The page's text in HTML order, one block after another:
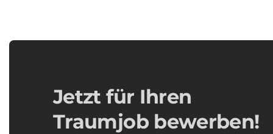
Jetzt für Ihren
Traumjob bewerben!